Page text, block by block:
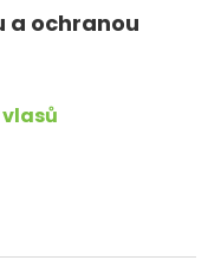
a ochranou
vlasů